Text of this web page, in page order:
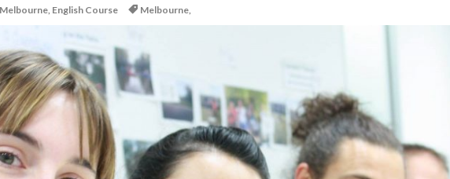
Melbourne, English Course Melbourne,